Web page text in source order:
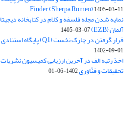
Finder (Sherpa Romeo)1405-03-11
نمایه شدن مجله فلسفه و کلام در کتابخانه
آلمان (EZB) 1405-03-07
قرار گرفتن در چارک نخست (Q1) پایگاه استنادی علوم جهان اسلام (ISC)
1402-09-01
اخذ رتبه الف در آخرین ارزیابی کمیسیون
تحقیقات و فنّاوری1402-06-01